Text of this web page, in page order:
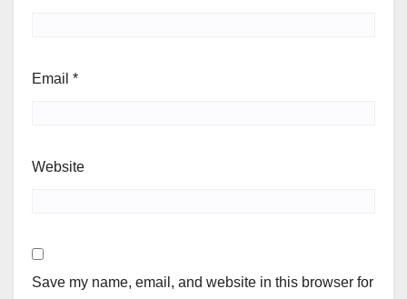
Email *
Website
Save my name, email, and website in this browser for